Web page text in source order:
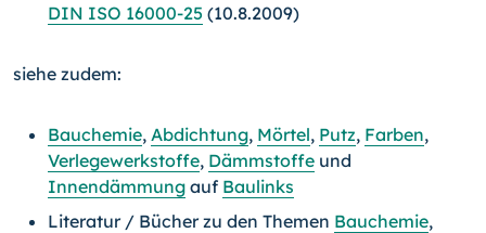
DIN ISO 16000-25 (10.8.2009)
siehe zudem:
Bauchemie, Abdichtung, Mörtel, Putz, Farben,
Verlegewerkstoffe, Dämmstoffe und
Innendämmung auf Baulinks
Literatur / Bücher zu den Themen Bauchemie,